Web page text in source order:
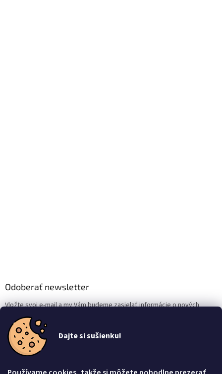
Dajte si sušienku!
Odoberať newsletter
Vložte svoj e-mail a my Vám budeme zasielať informácie o nových
produktoch na našom e-shope.
Email
Vložením e-mailu súhlasíte s